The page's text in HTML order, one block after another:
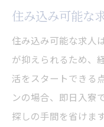
住み込み可能な
住み込み可能な求人
が抑えられるため、
活をスタートできる
ンの場合、即日入寮
探しの手間を省けます